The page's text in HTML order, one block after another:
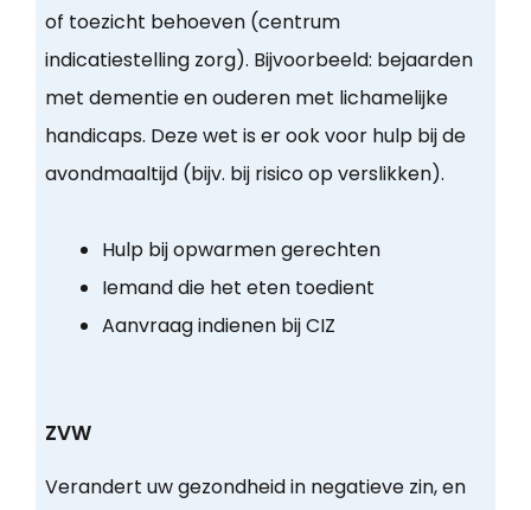
of toezicht behoeven (centrum
indicatiestelling zorg). Bijvoorbeeld: bejaarden
met dementie en ouderen met lichamelijke
handicaps. Deze wet is er ook voor hulp bij de
avondmaaltijd (bijv. bij risico op verslikken).
Hulp bij opwarmen gerechten
Iemand die het eten toedient
Aanvraag indienen bij CIZ
ZVW
Verandert uw gezondheid in negatieve zin, en